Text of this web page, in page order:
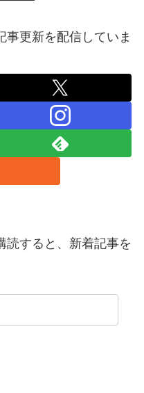
事更新を配信していま
読すると、新着記事を